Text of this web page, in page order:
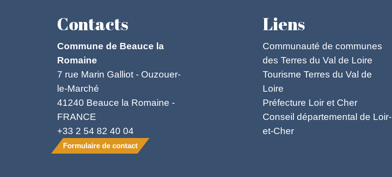
Contacts
Commune de Beauce la
Romaine
7 rue Marin Galliot - Ouzouer-
le-Marché
41240 Beauce la Romaine -
FRANCE
+33 2 54 82 40 04
Formulaire de contact
Liens
Communauté de communes
des Terres du Val de Loire
Tourisme Terres du Val de
Loire
Préfecture Loir et Cher
Conseil départemental de Loir-
et-Cher